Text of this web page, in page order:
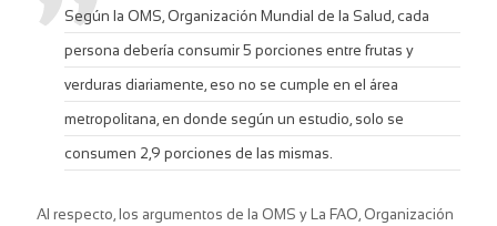
Según la OMS, Organización Mundial de la Salud, cada
persona debería consumir 5 porciones entre frutas y
verduras diariamente, eso no se cumple en el área
metropolitana, en donde según un estudio, solo se
consumen 2,9 porciones de las mismas.
Al respecto, los argumentos de la OMS y La FAO, Organización